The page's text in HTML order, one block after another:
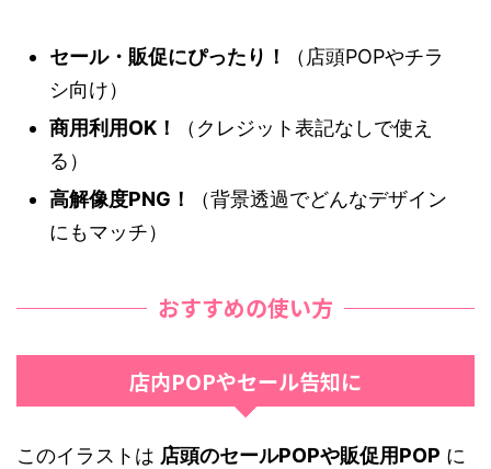
セール・販促にぴったり！
（店頭POPやチラ
シ向け）
商用利用OK！
（クレジット表記なしで使え
る）
高解像度PNG！
（背景透過でどんなデザイン
にもマッチ）
おすすめの使い方
店内POPやセール告知に
このイラストは 店頭のセールPOPや販促用POP に